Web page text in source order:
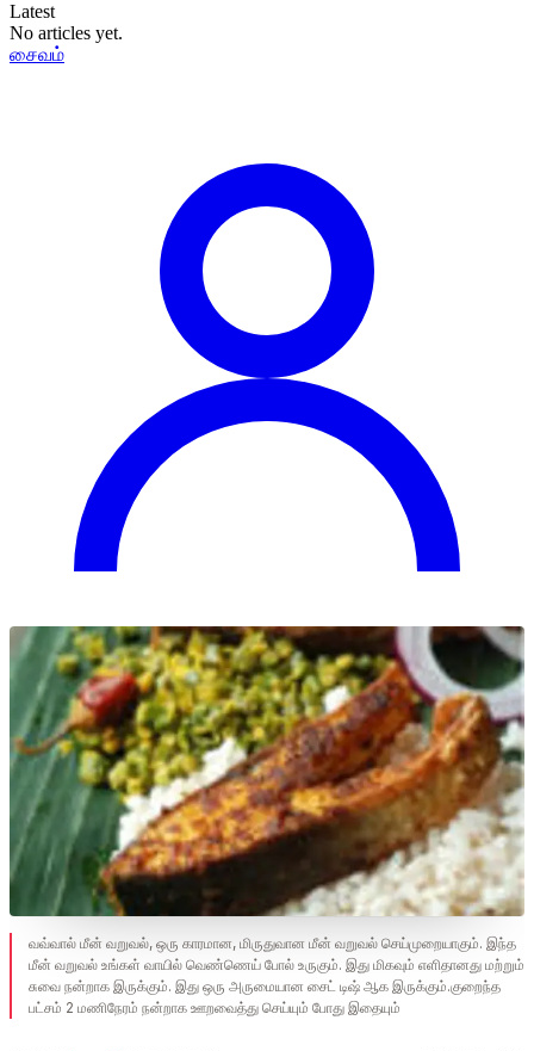
Latest
No articles yet.
சைவம்
வவ்வால் மீன் வறுவல், ஒரு காரமான, மிருதுவான மீன் வறுவல் செய்முறையாகும். இந்த
மீன் வறுவல் உங்கள் வாயில் வெண்ணெய் போல் உருகும். இது மிகவும் எளிதானது மற்றும்
சுவை நன்றாக இருக்கும். இது ஒரு அருமையான சைட் டிஷ் ஆக இருக்கும்.குறைந்த
பட்சம் 2 மணிநேரம் நன்றாக ஊறவைத்து செய்யும் போது இதையும்